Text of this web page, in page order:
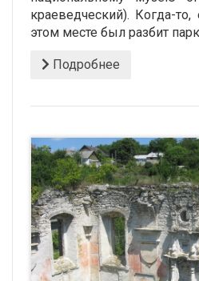
краеведческий). Когда-
этом месте был разбит
Подробнее